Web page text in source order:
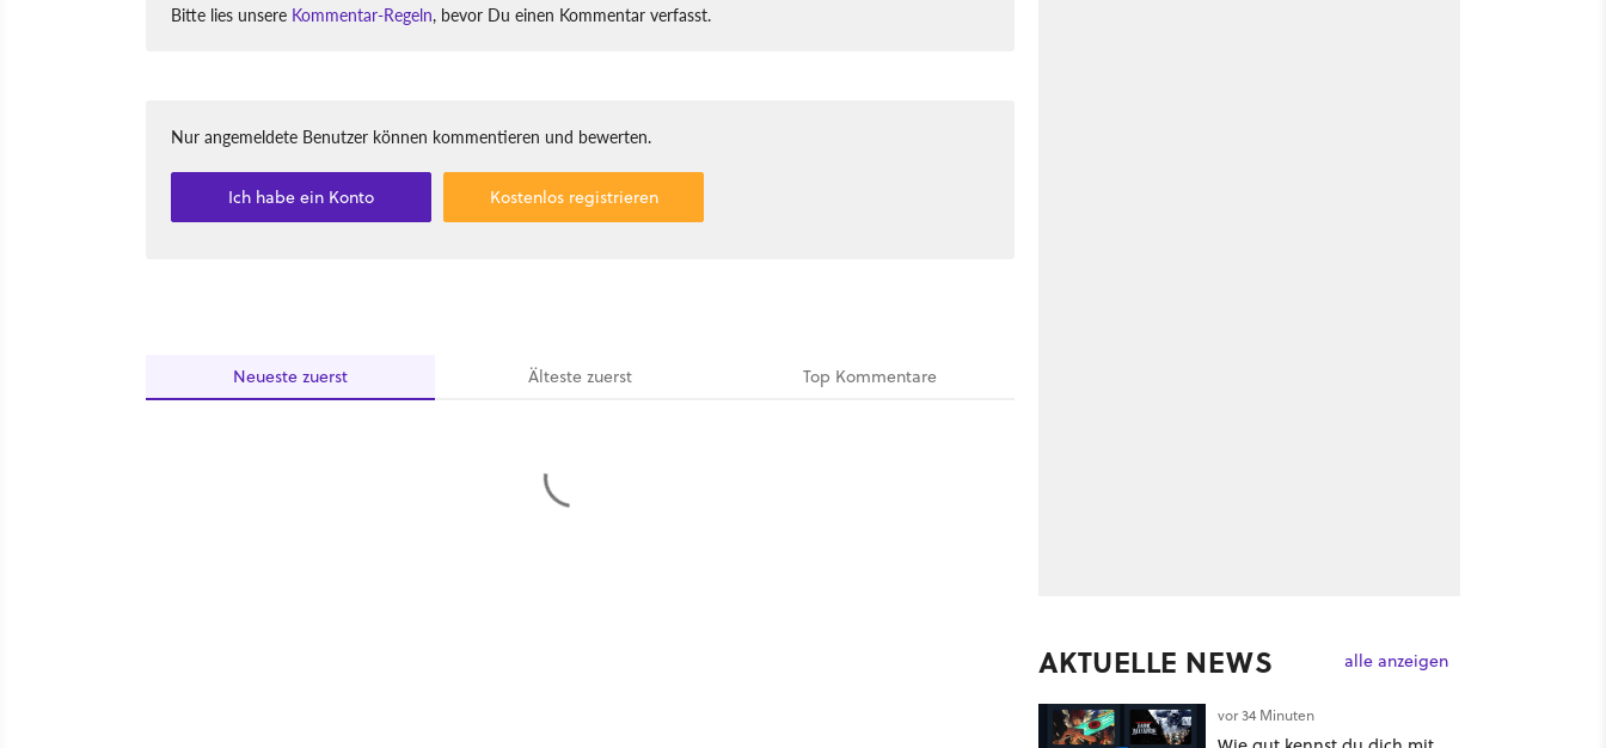
Bitte lies unsere Kommentar-Regeln, bevor Du einen Kommentar verfasst.
Nur angemeldete Benutzer können kommentieren und bewerten.
Ich habe ein Konto Kostenlos registrieren
Neueste zuerst Ältestezuerst Top Kommentare
AKTUELLE NEWS alle anzeigen
vor 34 Minuten